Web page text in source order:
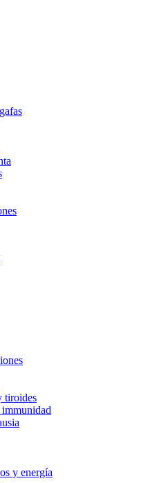
tiroides
immunidad
y energía